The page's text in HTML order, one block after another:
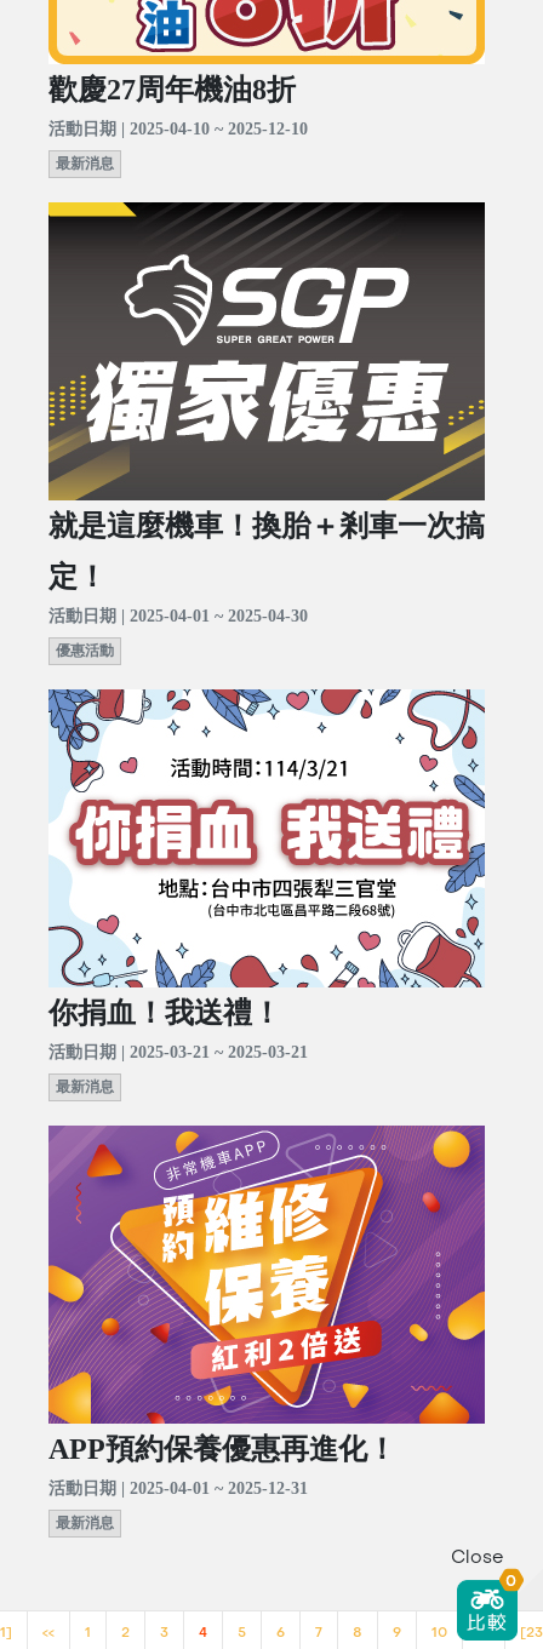
歡慶27周年機油8折
活動日期 | 2025-04-10 ~ 2025-12-10
最新消息
就是這麼機車！換胎＋剎車一次搞
定！
活動日期 | 2025-04-01 ~ 2025-04-30
優惠活動
你捐血！我送禮！
活動日期 | 2025-03-21 ~ 2025-03-21
最新消息
APP預約保養優惠再進化！
活動日期 | 2025-04-01 ~ 2025-12-31
最新消息
<< 1 2 3 4 5 6 7 8 9 10 >>
Close
0